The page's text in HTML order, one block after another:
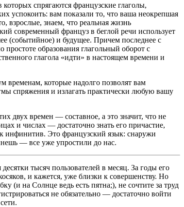
спрягаются французские глаголы,
успокоить: вам показали то, что ваша неокрепшая
взрослые, знаем, что реальная жизнь
современный француз в беглой речи использует
(событийное) и будущее. Причем последнее с
простоте образования глагольный оборот с
глагола «идти» в настоящем времени и
временам, которые надолго позволят вам
спряжения и излагать практически любую вашу
двух времен — составное, а это значит, что не
и числах — достаточно знать его причастие,
инфинитив. Это французский язык: снаружи
— все уже упростили до нас.
тысяч пользователей в месяц. За годы его
и кажется, уже близки к совершенству. Но
(и на Солнце ведь есть пятна;), не сочтите за труд
не обязательно — достаточно войти